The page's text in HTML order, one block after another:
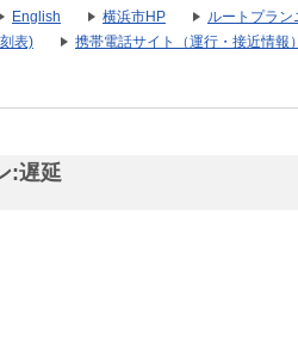
English 横浜市HP ルートプラン
表) 携帯電話サイト（運行・接近情報）
:遅延